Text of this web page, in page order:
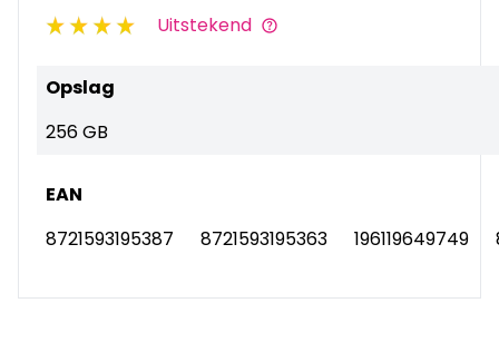
Uitstekend
Opslag
256 GB
EAN
8721593195387
8721593195363 196119649749